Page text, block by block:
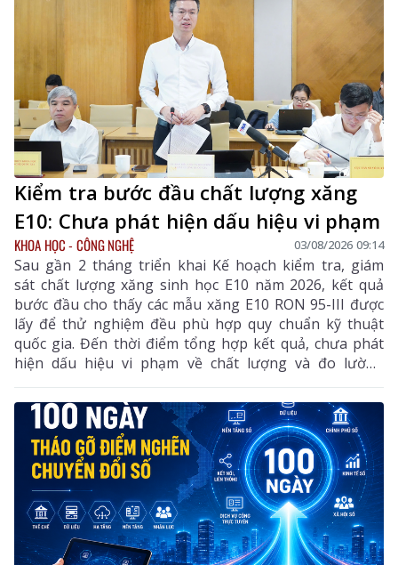
Kiểm tra bước đầu chất lượng xăng
E10: Chưa phát hiện dấu hiệu vi phạm
KHOA HỌC - CÔNG NGHỆ 03/08/2026 09:14
Sau gần 2 tháng triển khai Kế hoạch kiểm tra, giám
sát chất lượng xăng sinh học E10 năm 2026, kết quả
bước đầu cho thấy các mẫu xăng E10 RON 95-III được
lấy để thử nghiệm đều phù hợp quy chuẩn kỹ thuật
quốc gia. Đến thời điểm tổng hợp kết quả, chưa phát
hiện dấu hiệu vi phạm về chất lượng và đo lường
trong phạm vi kiểm tra.